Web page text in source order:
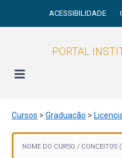
ACESSIBILIDADE
PORTAL
Cursos > Graduação >
NOME DO CURSO / CONCEITOS